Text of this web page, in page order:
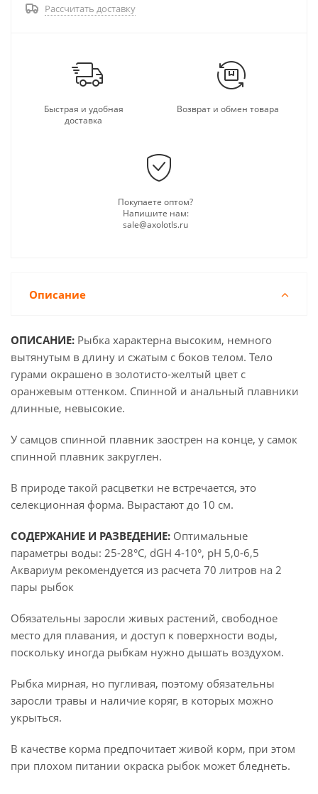
Рассчитать доставку
Быстрая и удобная
доставка
Возврат и обмен товара
Покупаете оптом?
Напишите нам:
sale@axolotls.ru
Описание
ОПИСАНИЕ: Рыбка характерна высоким, немного
вытянутым в длину и сжатым с боков телом. Тело
гурами окрашено в золотисто-желтый цвет с
оранжевым оттенком. Спинной и анальный плавники
длинные, невысокие.
У самцов спинной плавник заострен на конце, у самок
спинной плавник закруглен.
В природе такой расцветки не встречается, это
селекционная форма. Вырастают до 10 см.
СОДЕРЖАНИЕ И РАЗВЕДЕНИЕ: Оптимальные
параметры воды: 25-28°С, dGH 4-10°, рН 5,0-6,5
Аквариум рекомендуется из расчета 70 литров на 2
пары рыбок
Обязательны заросли живых растений, свободное
место для плавания, и доступ к поверхности воды,
поскольку иногда рыбкам нужно дышать воздухом.
Рыбка мирная, но пугливая, поэтому обязательны
заросли травы и наличие коряг, в которых можно
укрыться.
В качестве корма предпочитает живой корм, при этом
при плохом питании окраска рыбок может бледнеть.